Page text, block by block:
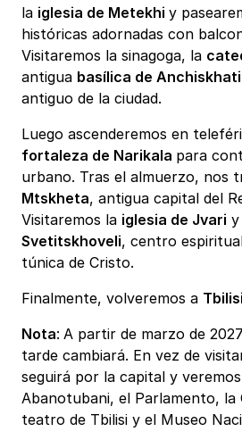
la iglesia de Metekhi y
históricas adornadas con
Visitaremos la sinagoga, la
antigua basílica de Anchiskhati
antiguo de la ciudad.
Luego ascenderemos en
fortaleza de Narikala para
urbano. Tras el almuerzo, nos
Mtskheta, antigua capital del
Visitaremos la iglesia de Jvari y
Svetitskhoveli, centro
túnica de Cristo.
Finalmente, volveremos a Tbilisi
Nota: A partir de marzo de
tarde cambiará. En vez de
seguirá por la capital y
Abanotubani, el Parlamento, la
teatro de Tbilisi y el Museo